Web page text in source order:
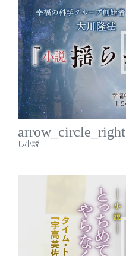
arrow_circle_right
し小説